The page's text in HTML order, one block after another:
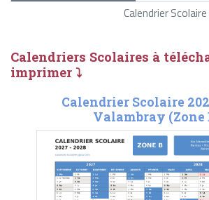
Calendrier
Calendriers Scolaires à
imprimer ⤵
Calendrier Scolaire
Valambray (Zone